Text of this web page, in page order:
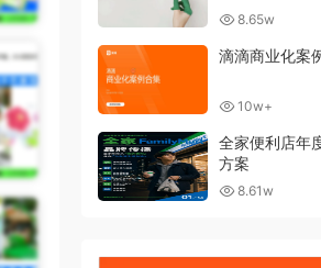
8.65w
滴滴商业化案
10w+
全家便利店年
方案
8.61w